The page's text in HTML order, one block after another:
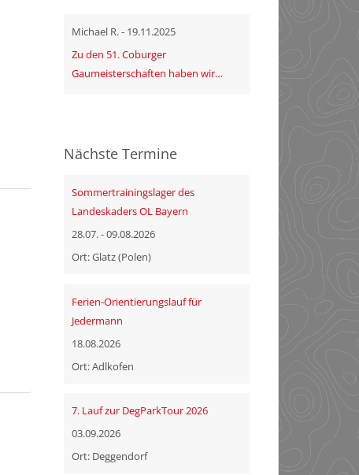
Michael R. - 19.11.2025
Zu den 51. Coburger
Gaumeisterschaften haben wir…
Nächste Termine
Sommertrainingslager des
Landeskaders OL Bayern
28.07. - 09.08.2026
Ort: Glatz (Polen)
Ferien-Orientierungslauf für
Jedermann
18.08.2026
Ort: Adlkofen
7. Lauf zur DegParkTour 2026
03.09.2026
Ort: Deggendorf